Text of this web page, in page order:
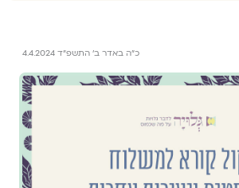
כ״ה באדר ב׳ התשפ״ד 4.4.2024